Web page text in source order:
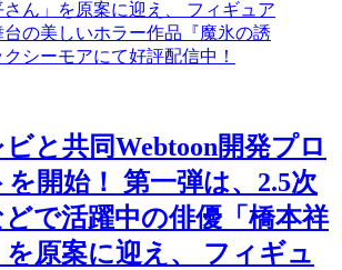
ビと共同Webtoon開発プロ
開始！ 第一弾は、2.5次
で活躍中の俳優「橋本祥
原案に迎え、 フィギュ